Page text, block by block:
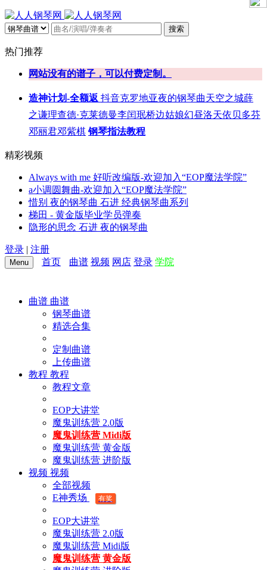
搜索
热门推荐
网站没有的谱子，可以付费定制。
造神计划-全额返 抖音克罗地亚夜的钢琴曲天空之城薛
之谦理查德·克莱德曼李闰珉桥边姑娘幻昼洛天依贝多芬
邓丽君邓紫棋 钢琴指法教程
精彩视频
Always with me 好听改编版-欢迎加入“EOP魔法学院”
a小调圆舞曲-欢迎加入“EOP魔法学院”
惜别 夜的钢琴曲 石进 经典钢琴曲系列
梯田 - 黄金版毕业学员弹奏
隐形的思念 石进 夜的钢琴曲
登录 | 注册
Menu 首页 曲谱 视频 网店 登录 学院
曲谱 曲谱
钢琴曲谱
精选合集
定制曲谱
上传曲谱
教程 教程
教程文章
EOP大讲堂
魔鬼训练营 2.0版
魔鬼训练营 Midi版
魔鬼训练营 黄金版
魔鬼训练营 进阶版
视频 视频
全部视频
E神秀场
有奖
EOP大讲堂
魔鬼训练营 2.0版
魔鬼训练营 Midi版
魔鬼训练营 黄金版